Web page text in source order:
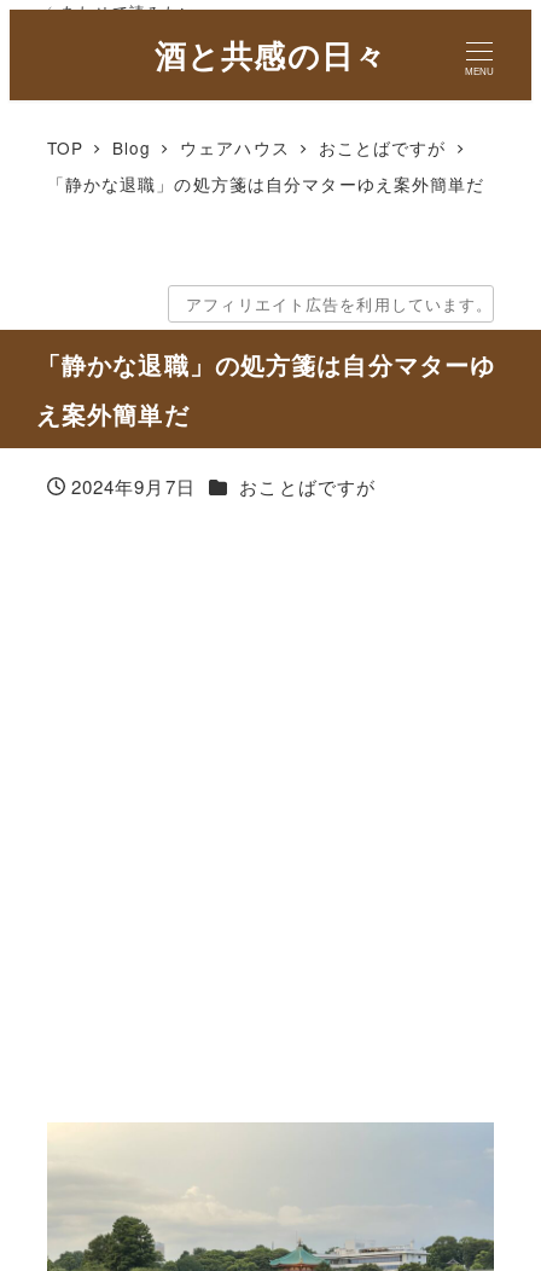
酒と共感の日々 MENU
TOP Blog ウェアハウス
おことばですが
「静かな退職」の処方箋は自分マターゆえ案外簡単だ
アフィリエイト広告を利用しています。
「静かな退職」の処方箋は自分マターゆ
え案外簡単だ
2024年9月7日 カテゴリー
おことばですが
✓ あわせて読みたい